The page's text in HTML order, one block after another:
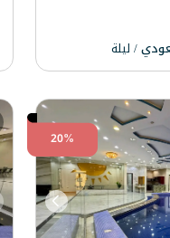
/ ليلة
20%